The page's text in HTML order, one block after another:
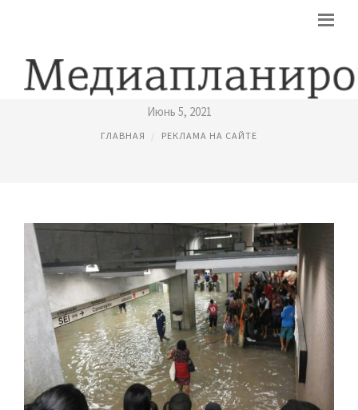
РЕКЛАМА ОТ ГУГЛ НА СВОЙ САЙТ
Июнь 5, 2021
ГЛАВНАЯ РЕКЛАМА НА САЙТЕ